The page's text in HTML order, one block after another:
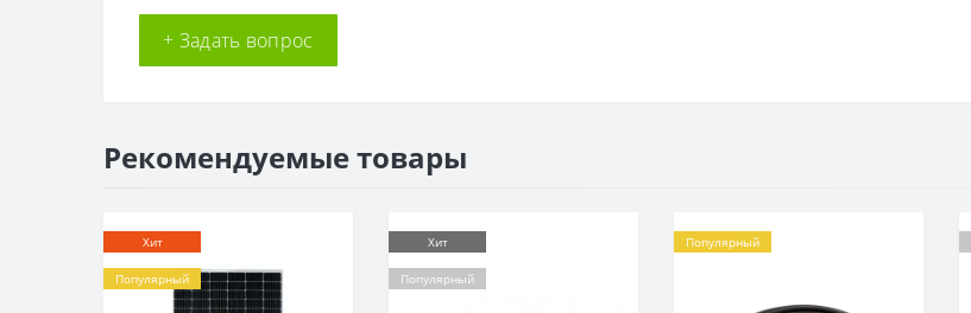
+ Задать вопрос
Рекомендуемые товары
Хит
Популярный
Хит
Популярный
Популярный